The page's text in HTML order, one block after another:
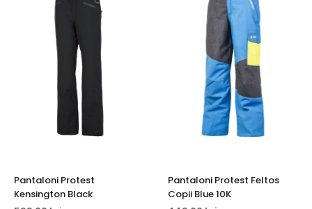
Pantaloni Protest
Kensington Black
Pantaloni Protest Feltos
Copii Blue 10K